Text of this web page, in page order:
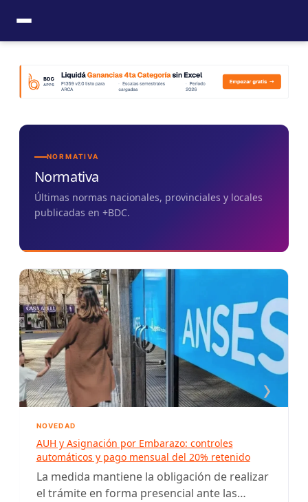
contenido
NORMATIVA
Normativa
Últimas normas nacionales, provinciales y locales
publicadas en +BDC.
‹ ›
NOVEDAD
AUH y Asignación por Embarazo: controles
automáticos y pago mensual del 20% retenido
La medida mantiene la obligación de realizar
el trámite en forma presencial ante las